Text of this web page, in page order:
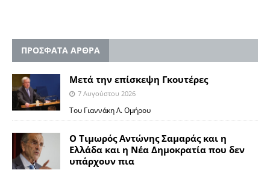
ΠΡΟΣΦΑΤΑ ΑΡΘΡΑ
Μετά την επίσκεψη Γκουτέρες
7 Αυγούστου 2026
Του Γιαννάκη Λ. Ομήρου
Ο Τιμωρός Αντώνης Σαμαράς και η
Ελλάδα και η Νέα Δημοκρατία που δεν
υπάρχουν πια